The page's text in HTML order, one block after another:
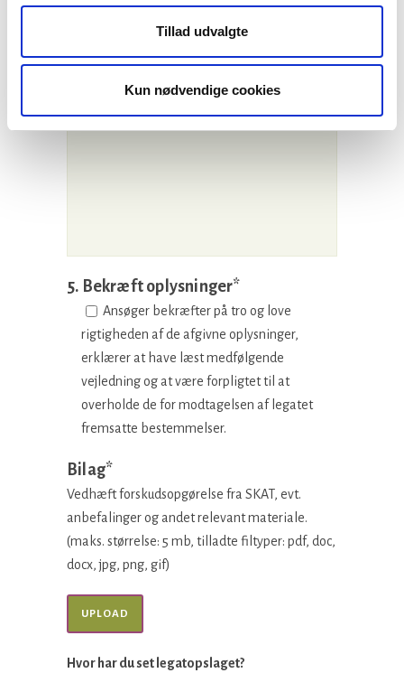
Tillad udvalgte
Kun nødvendige cookies
4. Begrundelse
Begrundelse for ansøgningen/yderligere
oplysninger
5. Bekræft oplysninger*
Ansøger bekræfter på tro og love
rigtigheden af de afgivne oplysninger,
erklærer at have læst medfølgende
vejledning og at være forpligtet til at
overholde de for modtagelsen af legatet
fremsatte bestemmelser.
Bilag*
Vedhæft forskudsopgørelse fra SKAT, evt.
anbefalinger og andet relevant materiale.
(maks. størrelse: 5 mb, tilladte filtyper: pdf, doc,
docx, jpg, png, gif)
Hvor har du set legatopslaget?